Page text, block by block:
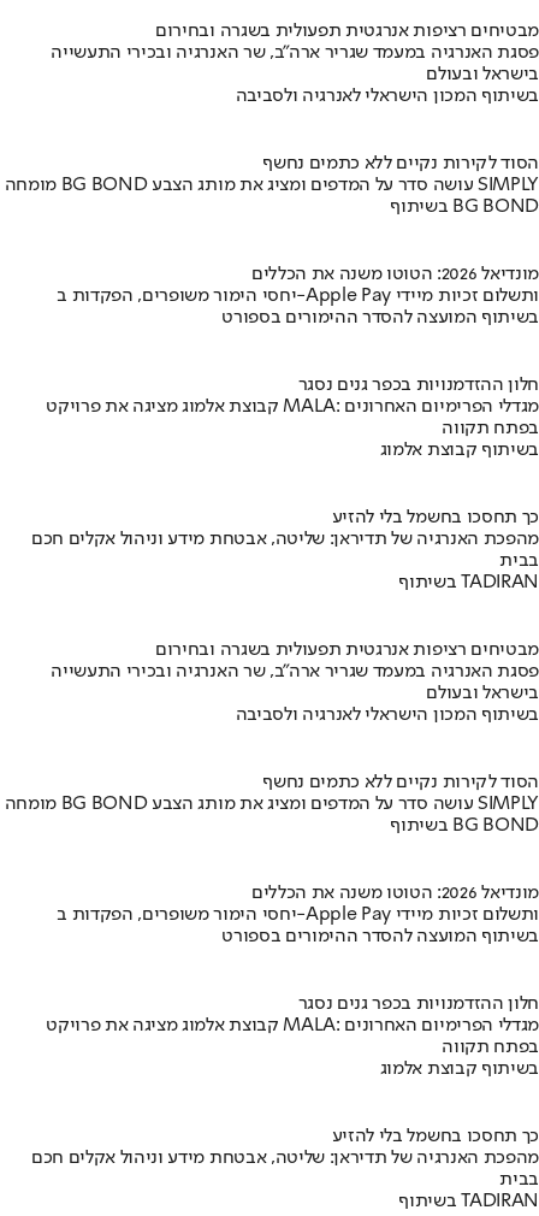
מבטיחים רציפות אנרגטית תפעולית בשגרה ובחירום
פסגת האנרגיה במעמד שגריר ארה"ב, שר האנרגיה ובכירי התעשייה
בישראל ובעולם
בשיתוף המכון הישראלי לאנרגיה ולסביבה
הסוד לקירות נקיים ללא כתמים נחשף
מומחה BG BOND עושה סדר על המדפים ומציג את מותג הצבע SIMPLY
בשיתוף BG BOND
מונדיאל 2026: הטוטו משנה את הכללים
יחסי הימור משופרים, הפקדות ב-Apple Pay ותשלום זכיות מיידי
בשיתוף המועצה להסדר ההימורים בספורט
חלון ההזדמנויות בכפר גנים נסגר
קבוצת אלמוג מציגה את פרויקט MALA: מגדלי הפרימיום האחרונים
בפתח תקווה
בשיתוף קבוצת אלמוג
כך תחסכו בחשמל בלי להזיע
מהפכת האנרגיה של תדיראן: שליטה, אבטחת מידע וניהול אקלים חכם
בבית
בשיתוף TADIRAN
מבטיחים רציפות אנרגטית תפעולית בשגרה ובחירום
פסגת האנרגיה במעמד שגריר ארה"ב, שר האנרגיה ובכירי התעשייה
בישראל ובעולם
בשיתוף המכון הישראלי לאנרגיה ולסביבה
הסוד לקירות נקיים ללא כתמים נחשף
מומחה BG BOND עושה סדר על המדפים ומציג את מותג הצבע SIMPLY
בשיתוף BG BOND
מונדיאל 2026: הטוטו משנה את הכללים
יחסי הימור משופרים, הפקדות ב-Apple Pay ותשלום זכיות מיידי
בשיתוף המועצה להסדר ההימורים בספורט
חלון ההזדמנויות בכפר גנים נסגר
קבוצת אלמוג מציגה את פרויקט MALA: מגדלי הפרימיום האחרונים
בפתח תקווה
בשיתוף קבוצת אלמוג
כך תחסכו בחשמל בלי להזיע
מהפכת האנרגיה של תדיראן: שליטה, אבטחת מידע וניהול אקלים חכם
בבית
בשיתוף TADIRAN